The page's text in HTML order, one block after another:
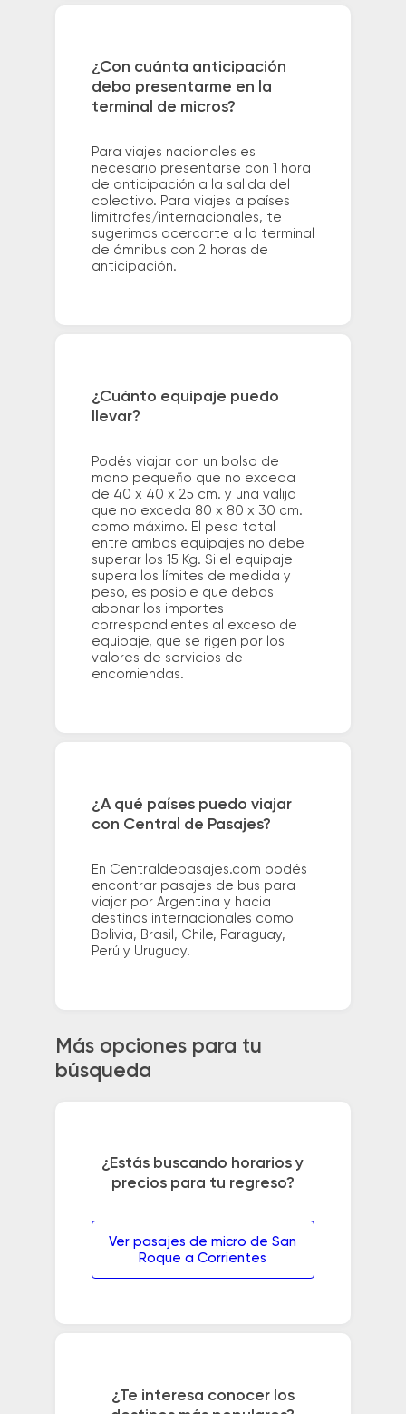
¿Con cuánta anticipación
debo presentarme en la
terminal de micros?
Para viajes nacionales es
necesario presentarse con 1 hora
de anticipación a la salida del
colectivo. Para viajes a países
limítrofes/internacionales, te
sugerimos acercarte a la terminal
de ómnibus con 2 horas de
anticipación.
¿Cuánto equipaje puedo
llevar?
Podés viajar con un bolso de
mano pequeño que no exceda
de 40 x 40 x 25 cm. y una valija
que no exceda 80 x 80 x 30 cm.
como máximo. El peso total
entre ambos equipajes no debe
superar los 15 Kg. Si el equipaje
supera los límites de medida y
peso, es posible que debas
abonar los importes
correspondientes al exceso de
equipaje, que se rigen por los
valores de servicios de
encomiendas.
¿A qué países puedo viajar
con Central de Pasajes?
En Centraldepasajes.com podés
encontrar pasajes de bus para
viajar por Argentina y hacia
destinos internacionales como
Bolivia, Brasil, Chile, Paraguay,
Perú y Uruguay.
Más opciones para tu
búsqueda
¿Estás buscando horarios y
precios para tu regreso?
Ver pasajes de micro de San
Roque a Corrientes
¿Te interesa conocer los